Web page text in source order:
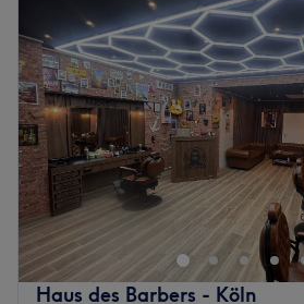
Haus des Barbers - Köln